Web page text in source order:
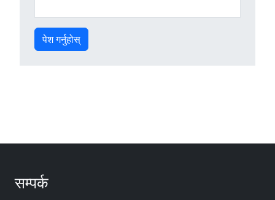
पेश गर्नुहोस्
सम्पर्क